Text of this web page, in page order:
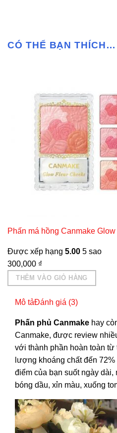
CÓ THỂ BẠN THÍCH…
Phấn má hồng Canmake
Được xếp hạng 5.005 sao
300,000 ₫
THÊM VÀO GIỎ HÀNG
Mô tảĐánh giá (3)
Phấn phủ Canmake hay
Canmake, được review
với thành phần hoàn toàn
lượng khoáng chất đến
điểm của bạn suốt ngày dài,
bóng dầu, xỉn màu, xuống